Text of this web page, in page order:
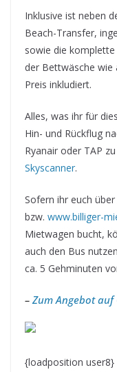
Inklusive ist neben
Beach-Transfer,
sowie die
der Bettwäsche wie
Preis inkludiert.
Alles, was ihr für
Hin- und Rückflug
Ryanair oder TAP
Skyscanner.
Sofern ihr euch über
bzw. www.billiger-
Mietwagen bucht,
auch den Bus
ca. 5 Gehminuten
–Zum Angebot auf
{loadposition user8}